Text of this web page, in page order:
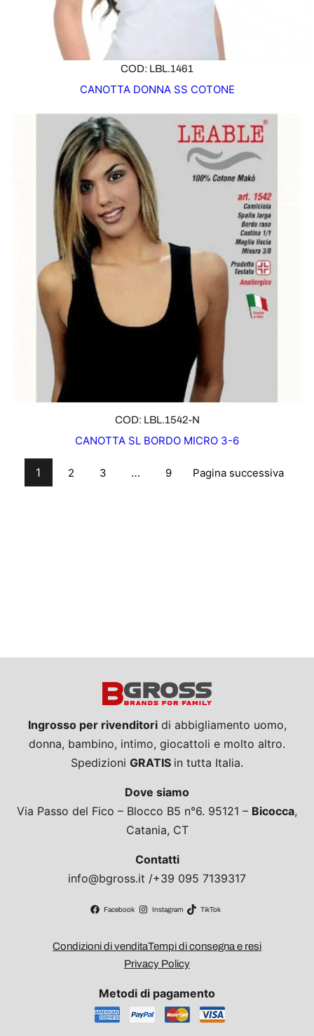
COD: LBL.1461
CANOTTA DONNA SS COTONE
COD: LBL.1542-N
CANOTTA SL BORDO MICRO 3-6
1 2 3 … 9 Pagina successiva
Ingrosso per rivenditoridi abbigliamento uomo,
donna, bambino, intimo, giocattoli e molto altro.
Spedizioni GRATIS in tutta Italia.
Dove siamo
Via Passo del Fico – Blocco B5 n°6. 95121 – Bicocca,
Catania, CT
Contatti
info@bgross.it /+39 095 7139317
Facebook Instagram TikTok
Condizioni di venditaTempi di consegna e resi
Privacy Policy
Metodi di pagamento